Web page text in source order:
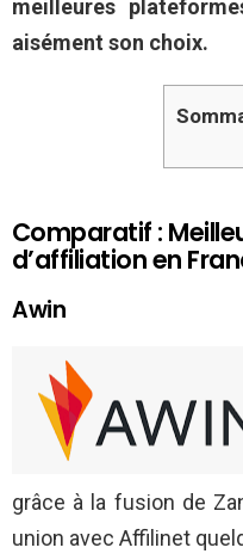
meilleures
aisément son choix.
Comparatif :
d’affiliation en
Awin
grâce à la fusion de
union avec Affilinet